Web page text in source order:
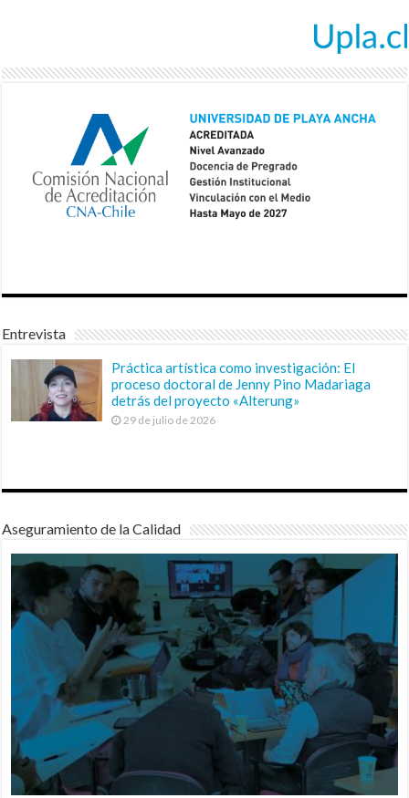
Entrevista
Práctica artística como investigación: El
proceso doctoral de Jenny Pino Madariaga
detrás del proyecto «Alterung»
29 de julio de 2026
Aseguramiento de la Calidad